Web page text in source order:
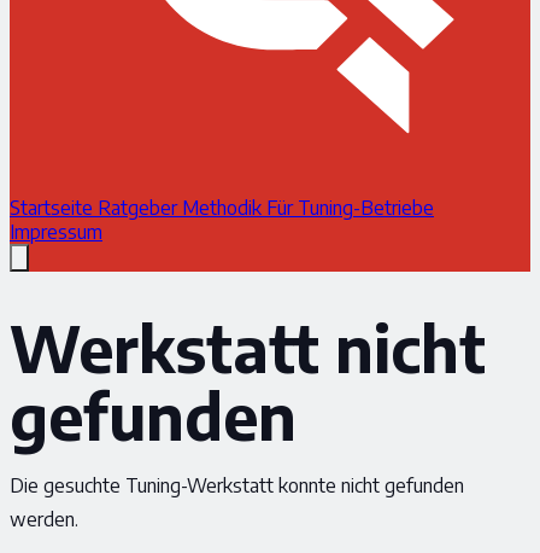
Startseite Ratgeber Methodik Für Tuning-Betriebe
Impressum
Werkstatt nicht
gefunden
Die gesuchte Tuning-Werkstatt konnte nicht gefunden
werden.